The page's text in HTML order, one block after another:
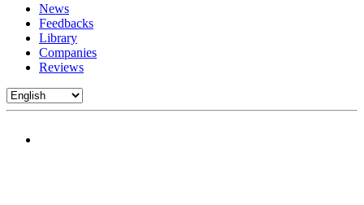
News
Feedbacks
Library
Companies
Reviews